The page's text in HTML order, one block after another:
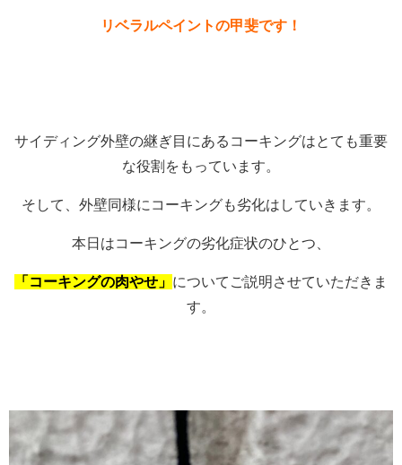
リベラルペイントの甲斐です！
サイディング外壁の継ぎ目にあるコーキングはとても重要
な役割をもっています。
そして、外壁同様にコーキングも劣化はしていきます。
本日はコーキングの劣化症状のひとつ、
「コーキングの肉やせ」 についてご説明させていただきま
す。